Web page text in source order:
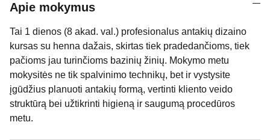
Apie mokymus
Tai 1 dienos (8 akad. val.) profesionalus antakių dizaino
kursas su henna dažais, skirtas tiek pradedančioms, tiek
pačioms jau turinčioms bazinių žinių. Mokymo metu
mokysitės ne tik spalvinimo technikų, bet ir vystysite
įgūdžius planuoti antakių formą, vertinti kliento veido
struktūrą bei užtikrinti higieną ir saugumą procedūros
metu.